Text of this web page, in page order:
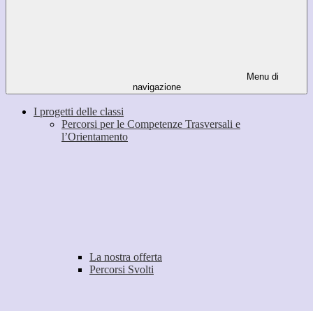
Menu di
navigazione
I progetti delle classi
Percorsi per le Competenze Trasversali e
l’Orientamento
La nostra offerta
Percorsi Svolti